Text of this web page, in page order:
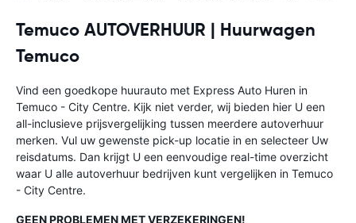
Temuco AUTOVERHUUR | Huurwagen
Temuco
Vind een goedkope huurauto met Express Auto Huren in
Temuco - City Centre. Kijk niet verder, wij bieden hier U een
all-inclusieve prijsvergelijking tussen meerdere autoverhuur
merken. Vul uw gewenste pick-up locatie in en selecteer Uw
reisdatums. Dan krijgt U een eenvoudige real-time overzicht
waar U alle autoverhuur bedrijven kunt vergelijken in Temuco
- City Centre.
GEEN PROBLEMEN MET VERZEKERINGEN!